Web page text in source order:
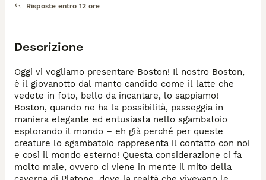
Risposte entro 12 ore
Descrizione
Oggi vi vogliamo presentare Boston! Il nostro Boston,
è il giovanotto dal manto candido come il latte che
vedete in foto, bello da incantare, lo sappiamo!
Boston, quando ne ha la possibilità, passeggia in
maniera elegante ed entusiasta nello sgambatoio
esplorando il mondo – eh già perché per queste
creature lo sgambatoio rappresenta il contatto con noi
e così il mondo esterno! Questa considerazione ci fa
molto male, ovvero ci viene in mente il mito della